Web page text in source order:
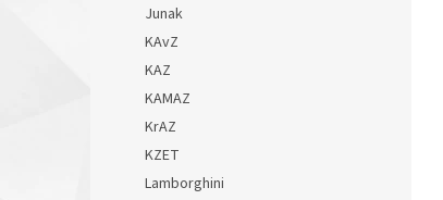
Junak
KAvZ
KAZ
KAMAZ
KrAZ
KZET
Lamborghini